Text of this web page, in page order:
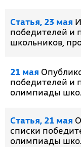
Cтатья, 23 мая
победителей и
школьников,
21 мая
победителей и
олимпиады
Cтатья, 21 мая
списки
олимпиады